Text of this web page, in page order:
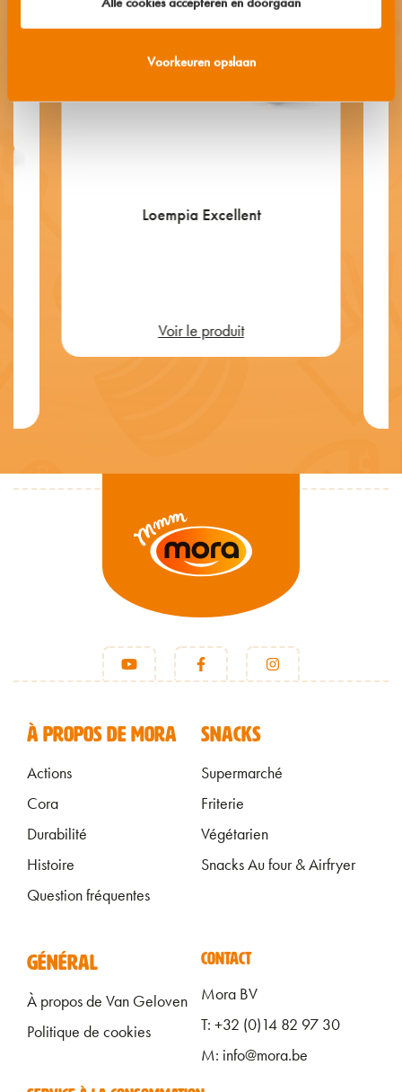
Voorkeuren opslaan
Loempia Excellent
Voir le produit
FOOTER FR
À PROPOS DE MORA
Actions
Cora
Durabilité
Histoire
Question fréquentes
SNACKS
Supermarché
Friterie
Végétarien
Snacks Au four & Airfryer
ALGEMEEN FOOTER FR
GÉNÉRAL
À propos de Van Geloven
Politique de cookies
CONTACT
Mora BV
T: +32 (0)14 82 97 30
M: info@mora.be